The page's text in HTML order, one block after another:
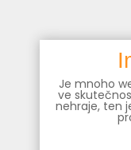
content
Je mnoho
ve
nehraje, ten